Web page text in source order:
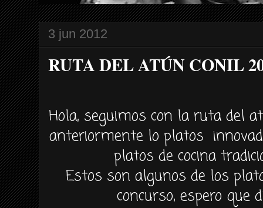
3 jun 2012
RUTA DEL ATÚN CONIL
Hola, seguimos con la ruta del
anteriormente lo platos
platos de cocina
Estos son algunos de los
concurso, espero que